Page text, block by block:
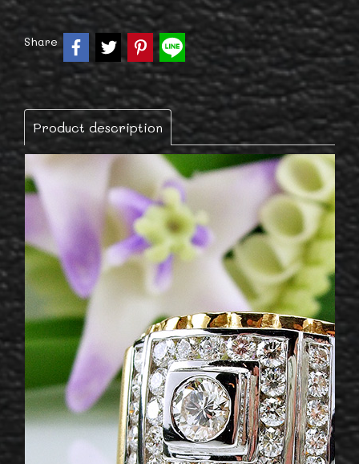
Share
Product description